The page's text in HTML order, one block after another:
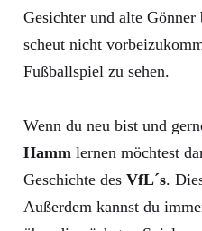
Gesichter und alte
scheut nicht
Fußballspiel zu sehen.
Wenn du neu bist und
Hamm lernen möchtest
Geschichte des VfL´s.
Außerdem kannst du